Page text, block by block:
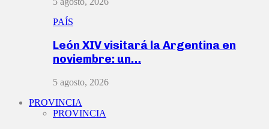
PAÍS
León XIV visitará la Argentina en
noviembre: un…
5 agosto, 2026
PROVINCIA
PROVINCIA